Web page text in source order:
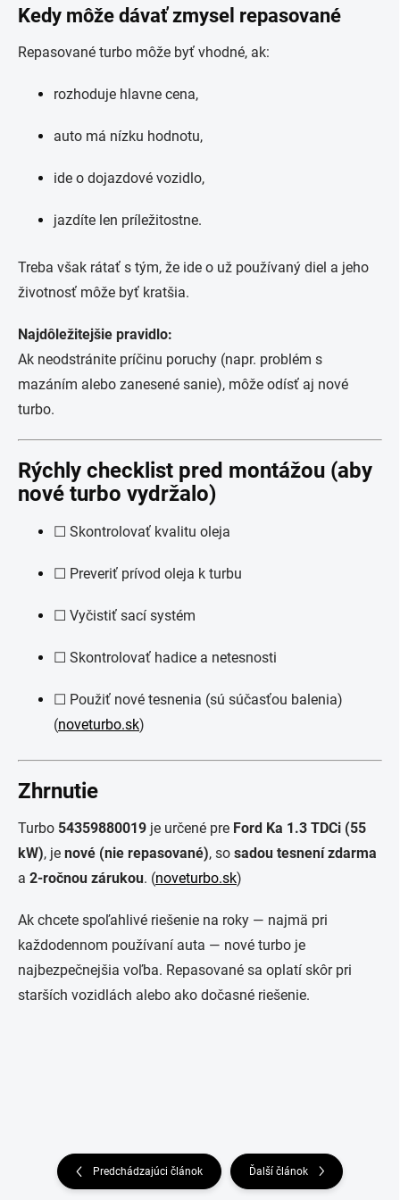
Kedy môže dávať zmysel repasované
Repasované turbo môže byť vhodné, ak:
rozhoduje hlavne cena,
auto má nízku hodnotu,
ide o dojazdové vozidlo,
jazdíte len príležitostne.
Treba však rátať s tým, že ide o už používaný diel a jeho
životnosť môže byť kratšia.
Najdôležitejšie pravidlo:
Ak neodstránite príčinu poruchy (napr. problém s
mazáním alebo zanesené sanie), môže odísť aj nové
turbo.
Rýchly checklist pred montážou (aby
nové turbo vydržalo)
☐ Skontrolovať kvalitu oleja
☐ Preveriť prívod oleja k turbu
☐ Vyčistiť sací systém
☐ Skontrolovať hadice a netesnosti
☐ Použiť nové tesnenia (sú súčasťou balenia)
(noveturbo.sk)
Zhrnutie
Turbo 54359880019 je určené pre Ford Ka 1.3 TDCi (55
kW), je nové (nie repasované), so sadou tesnení zdarma
a 2-ročnou zárukou. (noveturbo.sk)
Ak chcete spoľahlivé riešenie na roky — najmä pri
každodennom používaní auta — nové turbo je
najbezpečnejšia voľba. Repasované sa oplatí skôr pri
starších vozidlách alebo ako dočasné riešenie.
Predchádzajúci článok Ďalší článok